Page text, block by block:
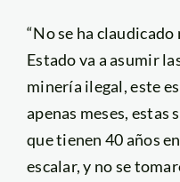
“No se ha
Estado va a asumir
minería ilegal, este
apenas meses, estas
que tienen 40 años
escalar, y no se